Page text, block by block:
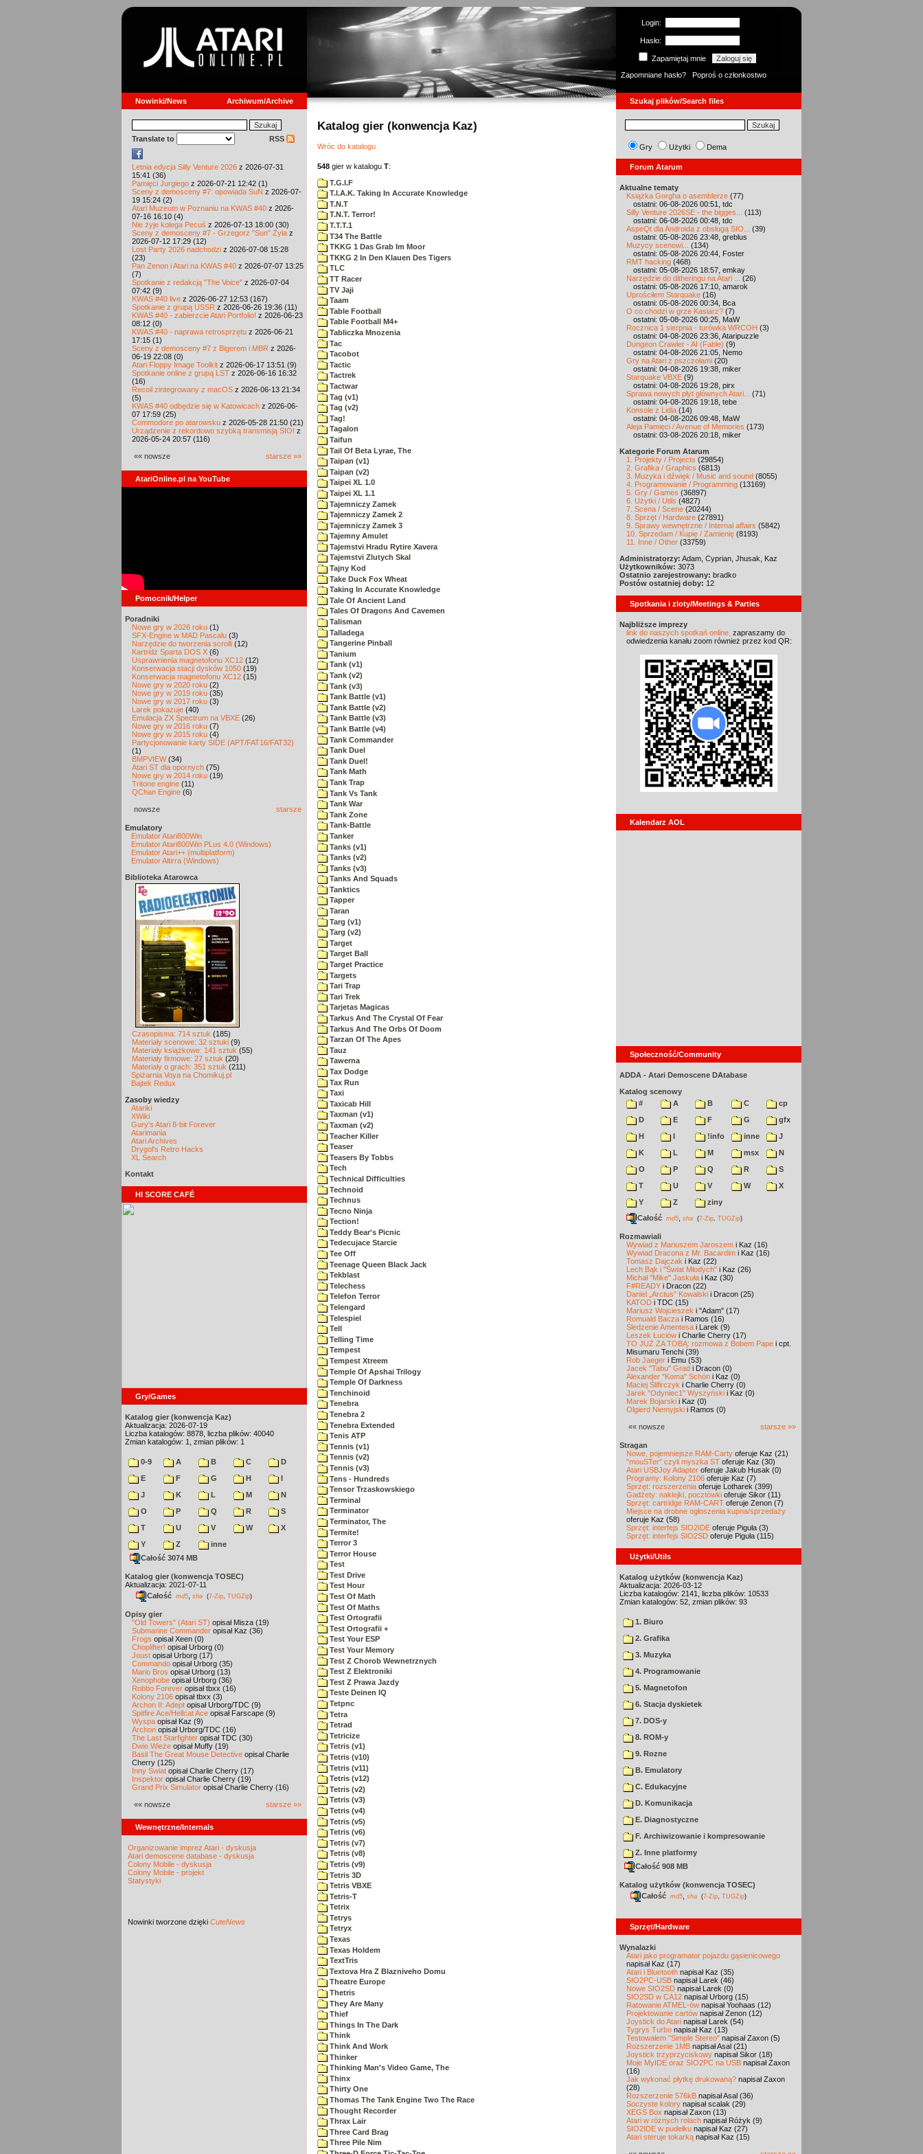
Login:
Hasło:
Zapamiętaj mnie
Zapomniane hasło?
Poproś o członkostwo
Nowinki/News Archiwum/Archive Szukaj plików/Search files
Translate to RSS
Letnia edycja Silly Venture 2026 z 2026-07-31
15:41 (36)
Pamięci Jurgiego z 2026-07-21 12:42 (1)
Sceny z demosceny #7: opowiada SuN z 2026-07-
19 15:24 (2)
Atari Muzeum w Poznaniu na KWAS #40 z 2026-
07-16 16:10 (4)
Nie żyje kolega Pecuś z 2026-07-13 18:00 (30)
Sceny z demosceny #7 - Grzegorz "Sun" Żyła z
2026-07-12 17:29 (12)
Lost Party 2026 nadchodzi z 2026-07-08 15:28
(23)
Pan Zenon i Atari na KWAS #40 z 2026-07-07 13:25
(7)
Spotkanie z redakcją "The Voice" z 2026-07-04
07:42 (9)
KWAS #40 live z 2026-06-27 12:53 (167)
Spotkanie z grupą USSR z 2026-06-26 19:36 (11)
KWAS #40 - zabierzcie Atari Portfolio! z 2026-06-23
08:12 (0)
KWAS #40 - naprawa retrosprzętu z 2026-06-21
17:15 (1)
Sceny z demosceny #7 z Bigerem i MBR z 2026-
06-19 22:08 (0)
Atari Floppy Image Toolkit z 2026-06-17 13:51 (9)
Spotkanie online z grupą LST z 2026-06-16 16:32
(16)
Recoil zintegrowany z macOS z 2026-06-13 21:34
(5)
KWAS #40 odbędzie się w Katowicach z 2026-06-
07 17:59 (25)
Commodore po atarowsku z 2026-05-28 21:50 (21)
Urządzenie z rekordowo szybką transmisją SIO! z
2026-05-24 20:57 (116)
«« nowsze starsze »»
AtariOnline.pl na YouTube
Pomocnik/Helper
Poradniki
Nowe gry w 2026 roku (1)
SFX-Engine w MAD Pascalu (3)
Narzędzie do tworzenia scrolli (12)
Kartridż Sparta DOS X (6)
Usprawnienia magnetofonu XC12 (12)
Konserwacja stacji dysków 1050 (19)
Konserwacja magnetofonu XC12 (15)
Nowe gry w 2020 roku (2)
Nowe gry w 2019 roku (35)
Nowe gry w 2017 roku (3)
Larek pokazuje (40)
Emulacja ZX Spectrum na VBXE (26)
Nowe gry w 2016 roku (7)
Nowe gry w 2015 roku (4)
Partycjonowanie karty SIDE (APT/FAT16/FAT32)
(1)
BMPVIEW(34)
Atari ST dla opornych (75)
Nowe gry w 2014 roku (19)
Tritone engine (11)
QChan Engine (6)
nowsze starsze
Emulatory
Emulator Atari800Win
Emulator Atari800Win PLus 4.0 (Windows)
Emulator Atari++ (multiplatform)
Emulator Altirra (Windows)
Biblioteka Atarowca
Czasopisma: 714 sztuk (185)
Materiały scenowe: 32 sztuki (9)
Materiały książkowe: 141 sztuk (55)
Materiały firmowe: 27 sztuk (20)
Materiały o grach: 351 sztuk (211)
Spiżarnia Voya na Chomikuj.pl
Bajtek Redux
Zasoby wiedzy
Atariki
XWiki
Gury's Atari 8-bit Forever
Atarimania
Atari Archives
Drygol's Retro Hacks
XL Search
Kontakt
HI SCORE CAFÉ
Gry/Games
Katalog gier (konwencja Kaz)
Aktualizacja: 2026-07-19
Liczba katalogów: 8878, liczba plików: 40040
Zmian katalogów: 1, zmian plików: 1
0-9 A B C
D
E
F G H
I
J
K L M
N
O
P Q R
S
T
U V W
X
Y
Z
inne
Całość 3074 MB
Katalog gier (konwencja TOSEC)
Aktualizacja: 2021-07-11
Całość md5 sha (7-Zip TUGZip)
Opisy gier
"Old Towers" (Atari ST) opisał Misza (19)
Submarine Commander opisał Kaz (36)
Frogs opisał Xeen (0)
Choplifter! opisał Urborg (0)
Joust opisał Urborg (17)
Commando opisał Urborg (35)
Mario Bros opisał Urborg (13)
Xenophobe opisał Urborg (36)
Robbo Forever opisał tbxx (16)
Kolony 2106 opisał tbxx (3)
Archon II: Adept opisał Urborg/TDC (9)
Spitfire Ace/Hellcat Ace opisał Farscape (9)
Wyspa opisał Kaz (9)
Archon opisał Urborg/TDC (16)
The Last Starfighter opisał TDC (30)
Dwie Wieże opisał Muffy (19)
Basil The Great Mouse Detective opisał Charlie
Cherry (125)
Inny Świat opisał Charlie Cherry (17)
Inspektor opisał Charlie Cherry (19)
Grand Prix Simulator opisał Charlie Cherry (16)
«« nowsze starsze »»
Wewnętrzne/Internals
Organizowanie imprez Atari - dyskusja
Atari demoscene database - dyskusja
Colony Mobile - dyskusja
Colony Mobile - projekt
Statystyki
Nowinki tworzone dzięki CuteNews
Katalog gier (konwencja Kaz)
Wróc do katalogu
548 gier w katalogu T:
T.G.I.F
T.I.A.K. Taking In Accurate Knowledge
T.N.T
T.N.T. Terror!
T.T.T.1
T34 The Battle
TKKG 1 Das Grab Im Moor
TKKG 2 In Den Klauen Des Tigers
TLC
TT Racer
TV Jaji
Taam
Table Football
Table Football M4+
Tabliczka Mnozenia
Tac
Tacobot
Tactic
Tactrek
Tactwar
Tag (v1)
Tag (v2)
Tag!
Tagalon
Taifun
Tail Of Beta Lyrae, The
Taipan (v1)
Taipan (v2)
Taipei XL 1.0
Taipei XL 1.1
Tajemniczy Zamek
Tajemniczy Zamek 2
Tajemniczy Zamek 3
Tajemny Amulet
Tajemstvi Hradu Rytire Xavera
Tajemstvi Zlutych Skal
Tajny Kod
Take Duck Fox Wheat
Taking In Accurate Knowledge
Tale Of Ancient Land
Tales Of Dragons And Cavemen
Talisman
Talladega
Tangerine Pinball
Tanium
Tank (v1)
Tank (v2)
Tank (v3)
Tank Battle (v1)
Tank Battle (v2)
Tank Battle (v3)
Tank Battle (v4)
Tank Commander
Tank Duel
Tank Duel!
Tank Math
Tank Trap
Tank Vs Tank
Tank War
Tank Zone
Tank-Battle
Tanker
Tanks (v1)
Tanks (v2)
Tanks (v3)
Tanks And Squads
Tanktics
Tapper
Taran
Targ (v1)
Targ (v2)
Target
Target Ball
Target Practice
Targets
Tari Trap
Tari Trek
Tarjetas Magicas
Tarkus And The Crystal Of Fear
Tarkus And The Orbs Of Doom
Tarzan Of The Apes
Tauz
Tawerna
Tax Dodge
Tax Run
Taxi
Taxicab Hill
Taxman (v1)
Taxman (v2)
Teacher Killer
Teaser
Teasers By Tobbs
Tech
Technical Difficulties
Technoid
Technus
Tecno Ninja
Tection!
Teddy Bear's Picnic
Tedecujace Starcie
Tee Off
Teenage Queen Black Jack
Tekblast
Telechess
Telefon Terror
Telengard
Telespiel
Tell
Telling Time
Tempest
Tempest Xtreem
Temple Of Apshai Trilogy
Temple Of Darkness
Tenchinoid
Tenebra
Tenebra 2
Tenebra Extended
Tenis ATP
Tennis (v1)
Tennis (v2)
Tennis (v3)
Tens - Hundreds
Tensor Trzaskowskiego
Terminal
Terminator
Terminator, The
Termite!
Terror 3
Terror House
Test
Test Drive
Test Hour
Test Of Math
Test Of Maths
Test Ortografii
Test Ortografii +
Test Your ESP
Test Your Memory
Test Z Chorob Wewnetrznych
Test Z Elektroniki
Test Z Prawa Jazdy
Teste Deinen IQ
Tetpnc
Tetra
Tetrad
Tetricize
Tetris (v1)
Tetris (v10)
Tetris (v11)
Tetris (v12)
Tetris (v2)
Tetris (v3)
Tetris (v4)
Tetris (v5)
Tetris (v6)
Tetris (v7)
Tetris (v8)
Tetris (v9)
Tetris 3D
Tetris VBXE
Tetris-T
Tetrix
Tetrys
Tetryx
Texas
Texas Holdem
TextTris
Textova Hra Z Blazniveho Domu
Theatre Europe
Thetris
They Are Many
Thief
Things In The Dark
Think
Think And Work
Thinker
Thinking Man's Video Game, The
Thinx
Thirty One
Thomas The Tank Engine Two The Race
Thought Recorder
Thrax Lair
Three Card Brag
Three Pile Nim
Gry Użytki Dema
Forum Atarum
Aktualne tematy
Książka Gorgha o asemblerze (77)
ostatni: 06-08-2026 00:51, tdc
Silly Venture 2026SE - the bigges...
(113)
ostatni: 06-08-2026 00:48, tdc
AspeQt dla Androida z obsługą SIO...
(39)
ostatni: 05-08-2026 23:48, greblus
Muzycy scenowi...
(134)
ostatni: 05-08-2026 20:44, Foster
RMT hacking (468)
ostatni: 05-08-2026 18:57, emkay
Narzędzie do ditheringu na Atari ...
(26)
ostatni: 05-08-2026 17:10, amarok
Uprościłem Starquake (16)
ostatni: 05-08-2026 00:34, Bca
O co chodzi w grze Kasiarz? (7)
ostatni: 05-08-2026 00:25, MaW
Rocznica 1 sierpnia - turówka WRCOH (3)
ostatni: 04-08-2026 23:36, Ataripuzzle
Dungeon Crawler - AI (Fable) (9)
ostatni: 04-08-2026 21:05, Nemo
Gry na Atari z pszczołami (20)
ostatni: 04-08-2026 19:38, miker
Starquake VBXE (9)
ostatni: 04-08-2026 19:28, pirx
Sprawa nowych płyt głównych Atari...
(71)
ostatni: 04-08-2026 19:18, tebe
Konsole z Lidla (14)
ostatni: 04-08-2026 09:48, MaW
Aleja Pamięci / Avenue of Memories (173)
ostatni: 03-08-2026 20:18, miker
Kategorie Forum Atarum
1. Projekty / Projects (29854)
2. Grafika / Graphics (6813)
3. Muzyka i dźwięk / Music and sound (8055)
4. Programowanie / Programming (13169)
5. Gry / Games (36897)
6. Użytki / Utils (4827)
7. Scena / Scene (20244)
8. Sprzęt / Hardware (27891)
9. Sprawy wewnętrzne / Internal affairs (5842)
10. Sprzedam / Kupię / Zamienię (8193)
11. Inne / Other (33759)
Administratorzy: Adam, Cyprian, Jhusak, Kaz
Użytkowników: 3073
Ostatnio zarejestrowany: bradko
Postów ostatniej doby: 12
Spotkania i zloty/Meetings & Parties
Najbliższe imprezy
link do naszych spotkań online, zapraszamy do
odwiedzenia kanału zoom również przez kod QR:
Kalendarz AOL
Społeczność/Community
ADDA - Atari Demoscene DAtabase
Katalog scenowy
#
A B C
cp
D
E F G
gfx
H
I !info inne
J
K
L M msx
N
O
P Q R
S
T
U V W
X
Y
Z
ziny
Całość md5 sha (7-Zip TUGZip)
Rozmawiali
Wywiad z Mariuszem Jaroszem i Kaz (16)
Wywiad Dracona z Mr. Bacardim i Kaz (16)
Tomasz Dajczak i Kaz (22)
Lech Bąk i "Świat Młodych" i Kaz (26)
Michał "Mike" Jaskuła i Kaz (30)
F#READY i Dracon (22)
Daniel „Arctus” Kowalski i Dracon (25)
KATOD i TDC (15)
Mariusz Wojcieszek i "Adam" (17)
Romuald Bacza i Ramos (16)
Śledzenie Amentesa i Larek (9)
Leszek Łuciów i Charlie Cherry (17)
TO JUŻ ZA TOBĄ: rozmowa z Bobem Pape i cpt.
Misumaru Tenchi (39)
Rob Jaeger i Emu (53)
Jacek "Tabu" Grad i Dracon (0)
Alexander "Koma" Schön i Kaz (0)
Maciej Ślifirczyk i Charlie Cherry (0)
Jarek "Odyniec1" Wyszyński i Kaz (0)
Marek Bojarski i Kaz (0)
Olgierd Niemyjski i Ramos (0)
«« nowsze starsze »»
Stragan
Nowe, pojemniejsze RAM-Carty oferuje Kaz (21)
"mouSTer" czyli myszka ST oferuje Kaz (30)
Atari USBJoy Adapter oferuje Jakub Husak (0)
Programy: Kolony 2106 oferuje Kaz (7)
Sprzęt: rozszerzenia oferuje Lotharek (399)
Gadżety: naklejki, pocztówki oferuje Sikor (11)
Sprzęt: cartridge RAM-CART oferuje Zenon (7)
Miejsce na drobne ogłoszenia kupna/sprzedaży
oferuje Kaz (58)
Sprzęt: interfejs SIO2IDE oferuje Piguła (3)
Sprzęt: interfejs SIO2SD oferuje Piguła (115)
Użytki/Utils
Katalog użytków (konwencja Kaz)
Aktualizacja: 2026-03-12
Liczba katalogów: 2141, liczba plików: 10533
Zmian katalogów: 52, zmian plików: 93
1. Biuro
2. Grafika
3. Muzyka
4. Programowanie
5. Magnetofon
6. Stacja dyskietek
7. DOS-y
8. ROM-y
9. Rozne
B. Emulatory
C. Edukacyjne
D. Komunikacja
E. Diagnostyczne
F. Archiwizowanie i kompresowanie
Z. Inne platformy
Całość 908 MB
Katalog użytków (konwencja TOSEC)
Całość md5 sha (7-Zip TUGZip)
Sprzęt/Hardware
Wynalazki
Atari jako programator pojazdu gąsienicowego
napisał Kaz (17)
Atari i Bluetooth napisał Kaz (35)
SIO2PC-USB napisał Larek (46)
Nowe SIO2SD napisał Larek (0)
SIO2SD w CA12 napisał Urborg (15)
Ratowanie ATMEL-ów napisał Yoohaas (12)
Projektowanie cartów napisał Zenon (12)
Joystick do Atari napisał Larek (54)
Tygrys Turbo napisał Kaz (13)
Testowałem "Simple Stereo" napisał Zaxon (5)
Rozszerzenie 1MB napisał Asal (21)
Joystick trzyprzyciskowy napisał Sikor (18)
Moje MyIDE oraz SIO2PC na USB napisał Zaxon
(16)
Jak wykonać płytkę drukowaną? napisał Zaxon
(28)
Rozszerzenie 576kB napisał Asal (36)
Soczyste kolory napisał scalak (29)
XEGS Box napisał Zaxon (13)
Atari w różnych rolach napisał Różyk (9)
SIO2IDE w pudełku napisał Kaz (27)
Atari steruje tokarką napisał Kaz (15)